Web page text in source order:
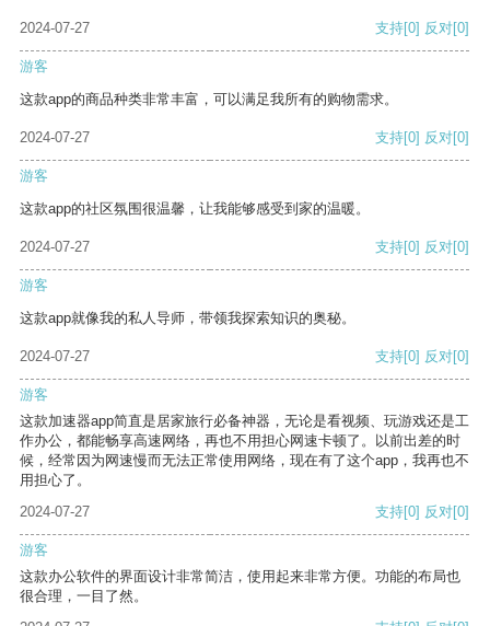
2024-07-27 支持[0] 反对[0]
游客
这款app的商品种类非常丰富，可以满足我所有的购物需求。
2024-07-27 支持[0] 反对[0]
游客
这款app的社区氛围很温馨，让我能够感受到家的温暖。
2024-07-27 支持[0] 反对[0]
游客
这款app就像我的私人导师，带领我探索知识的奥秘。
2024-07-27 支持[0] 反对[0]
游客
这款加速器app简直是居家旅行必备神器，无论是看视频、玩游戏还是工
作办公，都能畅享高速网络，再也不用担心网速卡顿了。以前出差的时
候，经常因为网速慢而无法正常使用网络，现在有了这个app，我再也不
用担心了。
2024-07-27
支持[0] 反对[0]
游客
这款办公软件的界面设计非常简洁，使用起来非常方便。功能的布局也
很合理，一目了然。